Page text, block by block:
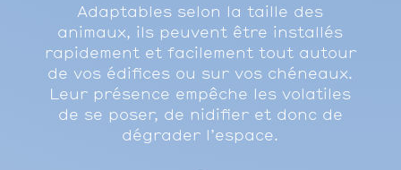
Adaptables selon la taille des
animaux, ils peuvent être installés
rapidement et facilement tout autour
de vos édifices ou sur vos chéneaux.
Leur présence empêche les volatiles
de se poser, de nidifier et donc de
dégrader l’espace.